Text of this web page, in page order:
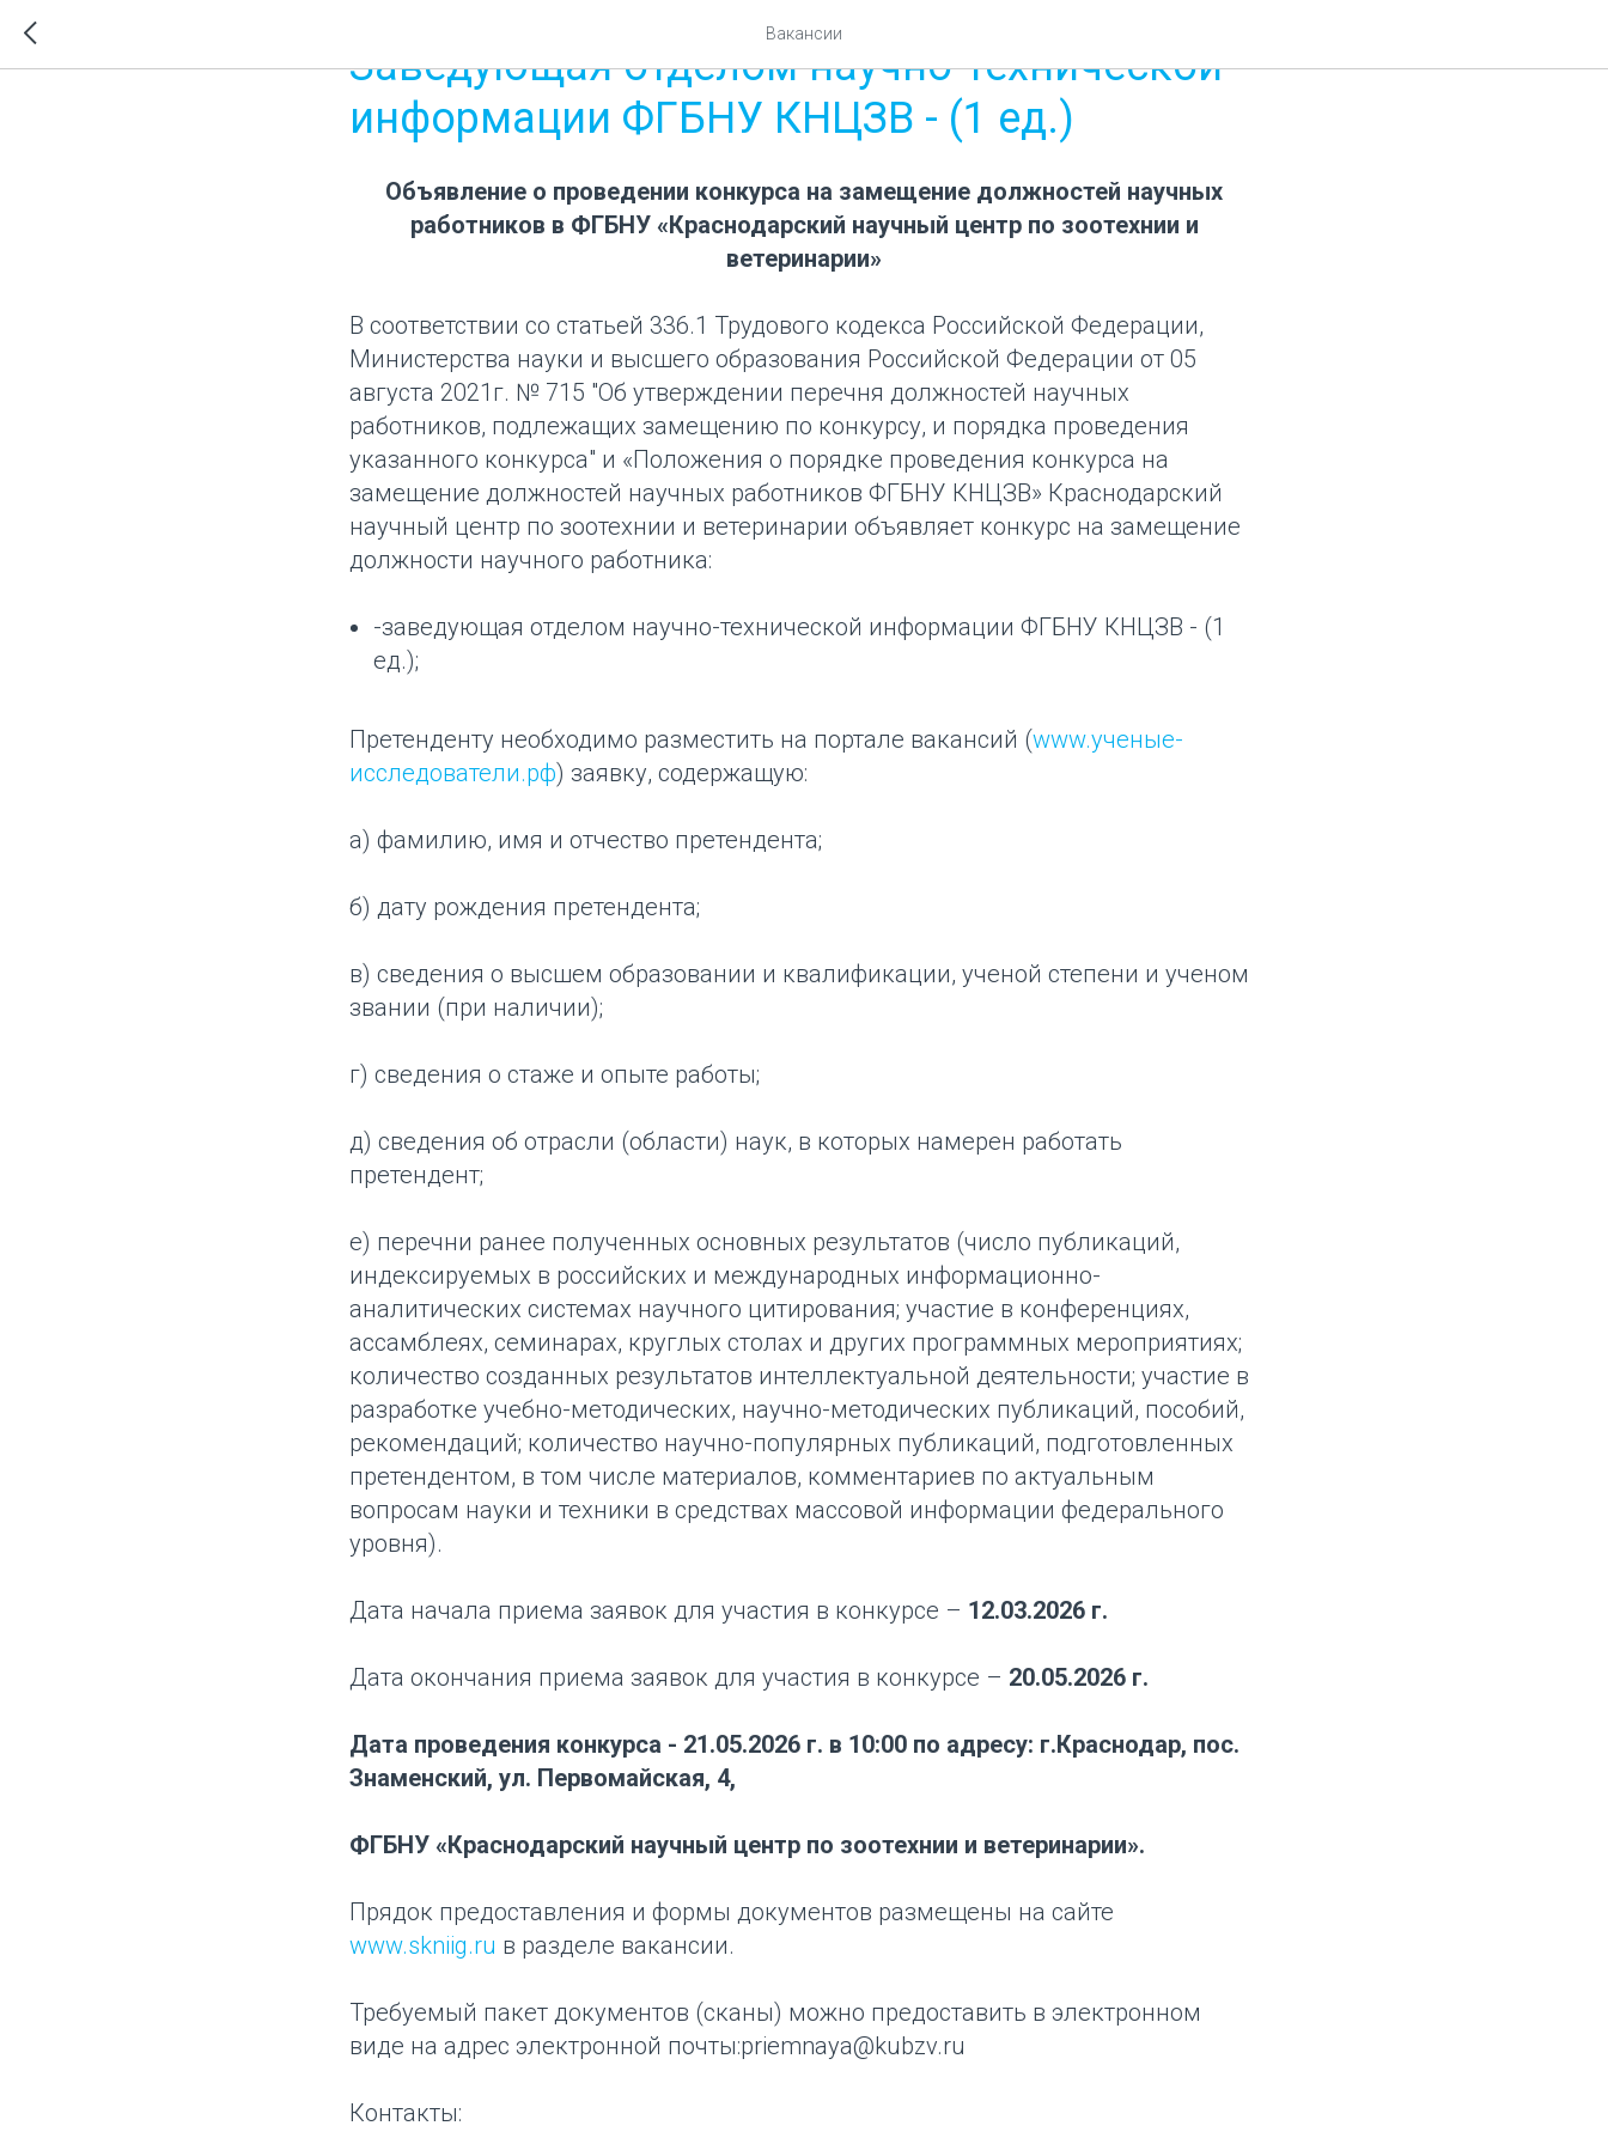
Вакансии
Заведующая отделом научно-технической
информации ФГБНУ КНЦЗВ - (1 ед.)
Объявление о проведении конкурса на замещение должностей научных
работников в ФГБНУ «Краснодарский научный центр по зоотехнии и
ветеринарии»
В соответствии со статьей 336.1 Трудового кодекса Российской Федерации,
Министерства науки и высшего образования Российской Федерации от 05
августа 2021г. № 715 "Об утверждении перечня должностей научных
работников, подлежащих замещению по конкурсу, и порядка проведения
указанного конкурса" и «Положения о порядке проведения конкурса на
замещение должностей научных работников ФГБНУ КНЦЗВ» Краснодарский
научный центр по зоотехнии и ветеринарии объявляет конкурс на замещение
должности научного работника:
-заведующая отделом научно-технической информации ФГБНУ КНЦЗВ - (1
ед.);
Претенденту необходимо разместить на портале вакансий (www.ученые-
исследователи.рф) заявку, содержащую:
а) фамилию, имя и отчество претендента;
б) дату рождения претендента;
в) сведения о высшем образовании и квалификации, ученой степени и ученом
звании (при наличии);
г) сведения о стаже и опыте работы;
д) сведения об отрасли (области) наук, в которых намерен работать
претендент;
е) перечни ранее полученных основных результатов (число публикаций,
индексируемых в российских и международных информационно-
аналитических системах научного цитирования; участие в конференциях,
ассамблеях, семинарах, круглых столах и других программных мероприятиях;
количество созданных результатов интеллектуальной деятельности; участие в
разработке учебно-методических, научно-методических публикаций, пособий,
рекомендаций; количество научно-популярных публикаций, подготовленных
претендентом, в том числе материалов, комментариев по актуальным
вопросам науки и техники в средствах массовой информации федерального
уровня).
Дата начала приема заявок для участия в конкурсе – 12.03.2026 г.
Дата окончания приема заявок для участия в конкурсе – 20.05.2026 г.
Дата проведения конкурса - 21.05.2026 г. в 10:00 по адресу: г.Краснодар, пос.
Знаменский, ул. Первомайская, 4,
ФГБНУ «Краснодарский научный центр по зоотехнии и ветеринарии».
Прядок предоставления и формы документов размещены на сайте
www.skniig.ru в разделе вакансии.
Требуемый пакет документов (сканы) можно предоставить в электронном
виде на адрес электронной почты:priemnaya@kubzv.ru
Контакты: